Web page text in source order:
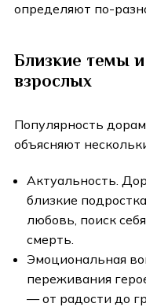
определяют по-
Близкие темы
взрослых
Популярность
объясняют
Актуальность.
близкие
любовь, поиск
смерть.
Эмоциональная
переживания
— от радости до